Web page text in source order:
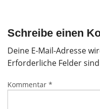
Schreibe einen
Deine E-Mail-Adresse
Erforderliche Felder
Kommentar *